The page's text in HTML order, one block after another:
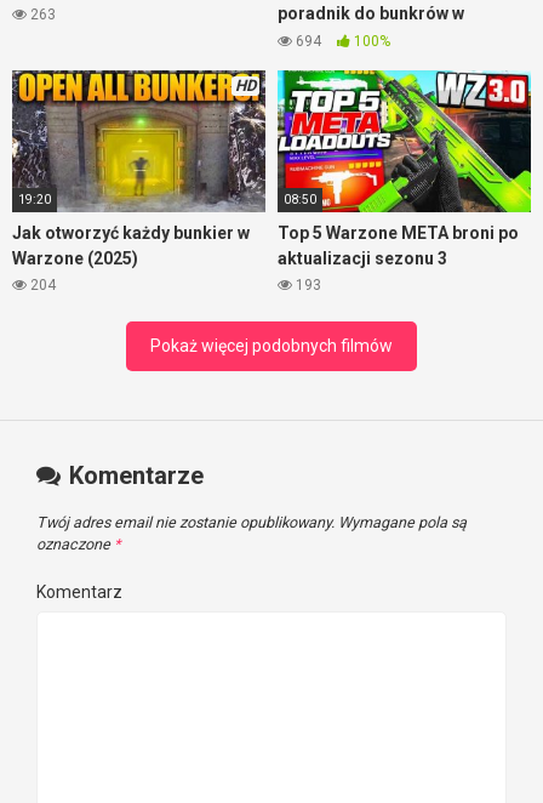
263
poradnik do bunkrów w
Warzone
694 100%
HD
19:20
Jak otworzyć każdy bunkier w
Warzone (2025)
204
08:50
Top 5 Warzone META broni po
aktualizacji sezonu 3
193
Pokaż więcej podobnych filmów
Komentarze
Twój adres email nie zostanie opublikowany. Wymagane pola są
oznaczone *
Komentarz